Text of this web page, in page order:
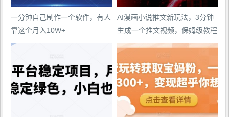
一分钟自己制作一个软件，有人
靠这个月入10W+
AI漫画小说推文新玩法，3分钟
生成一个推文视频，保姆级教程
【配项目操作和软件教程】